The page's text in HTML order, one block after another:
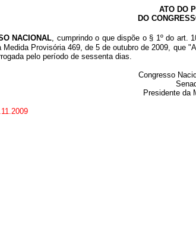
ATO DO
DO
NACIONAL, cumprindo o que dispõe o § 1º do art.
Provisória 469, de 5 de outubro de 2009, que "
pelo período de sessenta dias.
Congresso
Presidente da